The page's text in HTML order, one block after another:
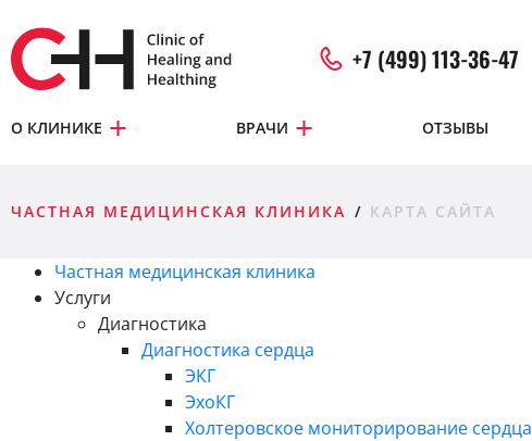
+7 (499) 113-36-47
О КЛИНИКЕ ВРАЧИ ОТЗЫВЫ
ЧАСТНАЯ МЕДИЦИНСКАЯ КЛИНИКА КАРТА САЙТА
Частная медицинская клиника
Услуги
Диагностика
Диагностика сердца
ЭКГ
ЭхоКГ
Холтеровское мониторирование сердца